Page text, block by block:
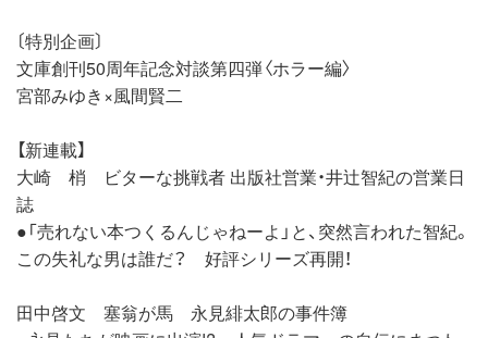
〔特別企画〕
文庫創刊50周年記念対談第四弾〈ホラー編〉
宮部みゆき×風間賢二
【新連載】
大崎 梢 ビターな挑戦者 出版社営業・井辻智紀の営業日
誌
●「売れない本つくるんじゃねーよ」と、突然言われた智紀。
この失礼な男は誰だ？ 好評シリーズ再開！
田中啓文 塞翁が馬 永見緋太郎の事件簿